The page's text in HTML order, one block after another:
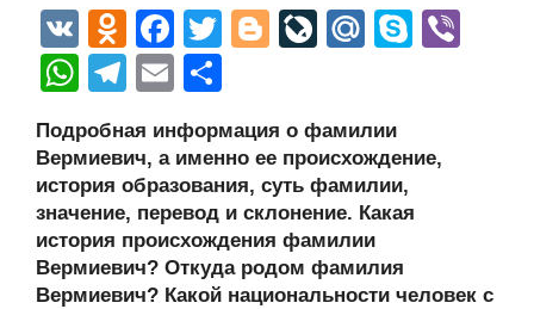
V
K
O
d
n
o
kl
a
ss
ni
F
a
c
e
b
o
o
k
T
er
Bl
g
er
Li
J
o
ur
n
al
M
u
S
e
W
at
s
A
p
T
e
gr
a
m
E
ail р
а
в
и
Подробная информация о фамилии
Вермиевич, а именно ее происхождение,
история образования, суть фамилии,
значение, перевод и склонение. Какая
история происхождения фамилии
Вермиевич? Откуда родом фамилия
Вермиевич? Какой национальности человек с